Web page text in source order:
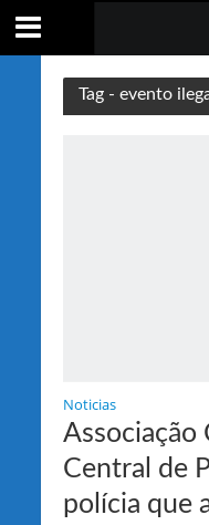
Tag - evento
Noticias
Associação
Central de
polícia que